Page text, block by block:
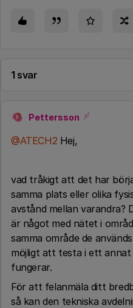
1 svar
P Pettersson
@ATECH2 Hej,
vad tråkigt att det har
samma plats eller olika
avstånd mellan varandra?
är något med nätet i
samma område de
möjligt att testa i ett
fungerar.
För att felanmäla ditt
så kan den tekniska